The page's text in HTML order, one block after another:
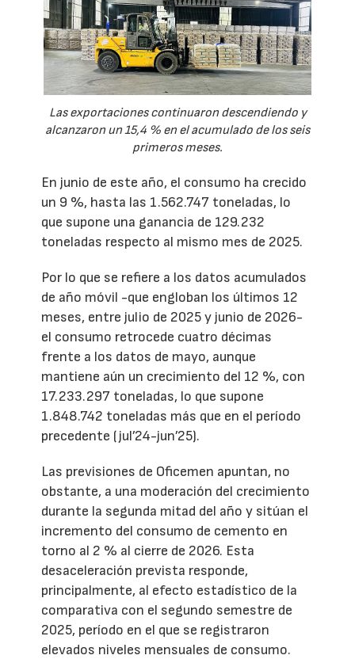
Las exportaciones continuaron descendiendo y
alcanzaron un 15,4 % en el acumulado de los seis
primeros meses.
En junio de este año, el consumo ha crecido
un 9 %, hasta las 1.562.747 toneladas, lo
que supone una ganancia de 129.232
toneladas respecto al mismo mes de 2025.
Por lo que se refiere a los datos acumulados
de año móvil -que engloban los últimos 12
meses, entre julio de 2025 y junio de 2026-
el consumo retrocede cuatro décimas
frente a los datos de mayo, aunque
mantiene aún un crecimiento del 12 %, con
17.233.297 toneladas, lo que supone
1.848.742 toneladas más que en el período
precedente (jul’24-jun’25).
Las previsiones de Oficemen apuntan, no
obstante, a una moderación del crecimiento
durante la segunda mitad del año y sitúan el
incremento del consumo de cemento en
torno al 2 % al cierre de 2026. Esta
desaceleración prevista responde,
principalmente, al efecto estadístico de la
comparativa con el segundo semestre de
2025, período en el que se registraron
elevados niveles mensuales de consumo.